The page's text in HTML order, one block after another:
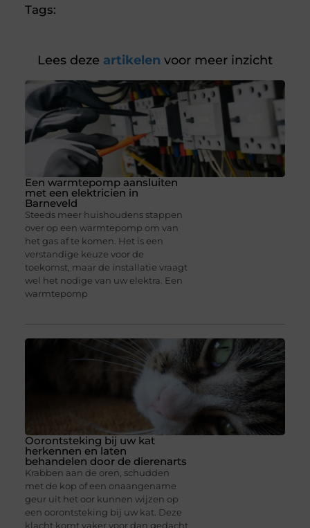
Tags:
Lees deze artikelen voor meer inzicht
Een warmtepomp aansluiten
met een elektricien in
Barneveld
Steeds meer huishoudens stappen
over op een warmtepomp om van
het gas af te komen. Het is een
verstandige keuze voor de
toekomst, maar de installatie vraagt
wel het nodige van uw elektra. Een
warmtepomp
Oorontsteking bij uw kat
herkennen en laten
behandelen door de dierenarts
Krabben aan de oren, schudden
met de kop of een onaangename
geur uit het oor kunnen wijzen op
een oorontsteking bij uw kat. Deze
klacht komt vaker voor dan gedacht